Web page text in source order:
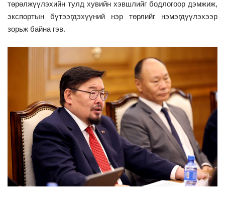
төрөлжүүлэхийн тулд хувийн хэвшлийг бодлогоор дэмжиж,
экспортын бүтээгдэхүүний нэр төрлийг нэмэгдүүлэхээр
зорьж байна гэв.